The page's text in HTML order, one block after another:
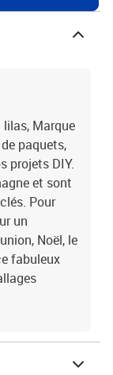
Marque
paquets,
projets DIY.
et sont
Pour
un
Noël, le
fabuleux